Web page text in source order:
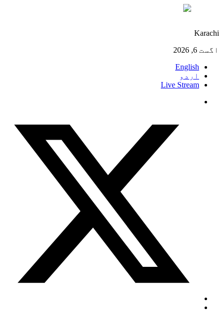
Karachi
اگست 6, 2026
English
اردو
Live Stream